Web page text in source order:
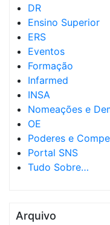
DR
Ensino Superior
ERS
Eventos
Formação
Infarmed
INSA
Nomeações e
OE
Poderes e
Portal SNS
Tudo Sobre…
Arquivo